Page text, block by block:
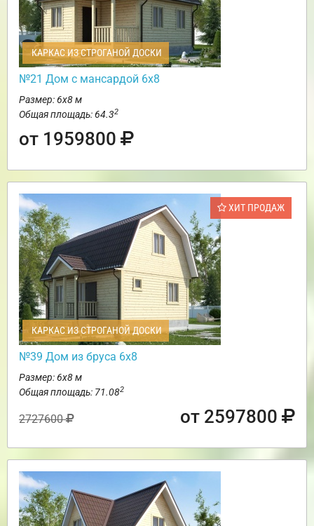
КАРКАС ИЗ СТРОГАНОЙ ДОСКИ
№21 Дом с мансардой 6х8
Размер: 6х8 м
Общая площадь: 64.32
от 1959800
ХИТ ПРОДАЖ
КАРКАС ИЗ СТРОГАНОЙ ДОСКИ
№39 Дом из бруса 6х8
Размер: 6х8 м
Общая площадь: 71.082
2727600 от 2597800